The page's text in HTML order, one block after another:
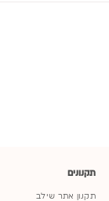
תקנונים
תקנון אתר שילב